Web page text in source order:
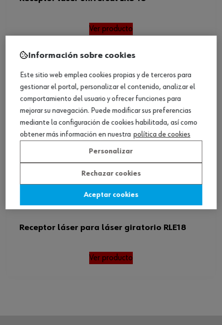
Ver producto
Receptor láser para láser giratorio RLE18
Ver producto
Información sobre cookies
Este sitio web emplea cookies propias y de terceros para
gestionar el portal, personalizar el contenido, analizar el
comportamiento del usuario y ofrecer funciones para
mejorar su navegación. Puede modificar sus preferencias
mediante la configuración de cookies habilitada, así como
obtener más información en nuestra política de cookies
Personalizar
Rechazar cookies
Aceptar cookies